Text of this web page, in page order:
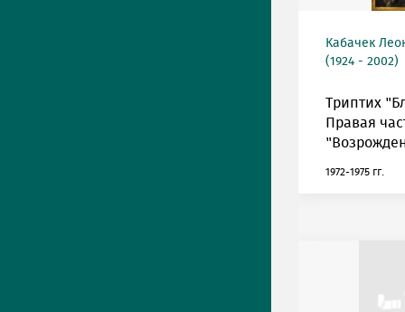
Кабачек
(1924 - 2002)
Триптих
Правая
1972-1975 гг.